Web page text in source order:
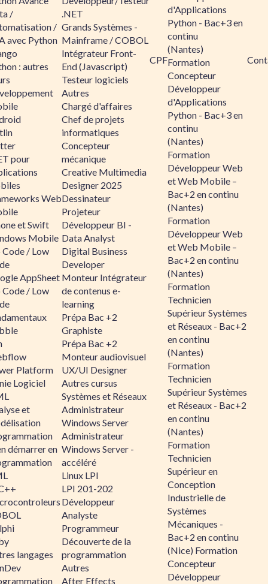
/
/
avec Python
: autres
pour
Web
et Swift
Mobile
/ Low
AppSheet
/ Low
Platform
Logiciel
et
démarrer en
langages
.NET
Grands Systèmes -
Mainframe / COBOL
Intégrateur Front-
End (Javascript)
Testeur logiciels
Autres
Chargé d'affaires
Chef de projets
informatiques
Concepteur
mécanique
Creative Multimedia
Designer 2025
Dessinateur
Projeteur
Développeur BI -
Data Analyst
Digital Business
Developer
Monteur Intégrateur
de contenus e-
learning
Prépa Bac +2
Graphiste
Prépa Bac +2
Monteur audiovisuel
UX/UI Designer
Autres cursus
Systèmes et Réseaux
Administrateur
Windows Server
Administrateur
Windows Server -
accéléré
Linux LPI
LPI 201-202
Développeur
Analyste
Programmeur
Découverte de la
programmation
Autres
After Effects
CPF
d'Applications
Python - Bac+3 en
continu
(Nantes)
Formation
Concepteur
Développeur
d'Applications
Python - Bac+3 en
continu
(Nantes)
Formation
Développeur Web
et Web Mobile –
Bac+2 en continu
(Nantes)
Formation
Développeur Web
et Web Mobile –
Bac+2 en continu
(Nantes)
Formation
Technicien
Supérieur Systèmes
et Réseaux - Bac+2
en continu
(Nantes)
Formation
Technicien
Supérieur Systèmes
et Réseaux - Bac+2
en continu
(Nantes)
Formation
Technicien
Supérieur en
Conception
Industrielle de
Systèmes
Mécaniques -
Bac+2 en continu
(Nice) Formation
Concepteur
Développeur